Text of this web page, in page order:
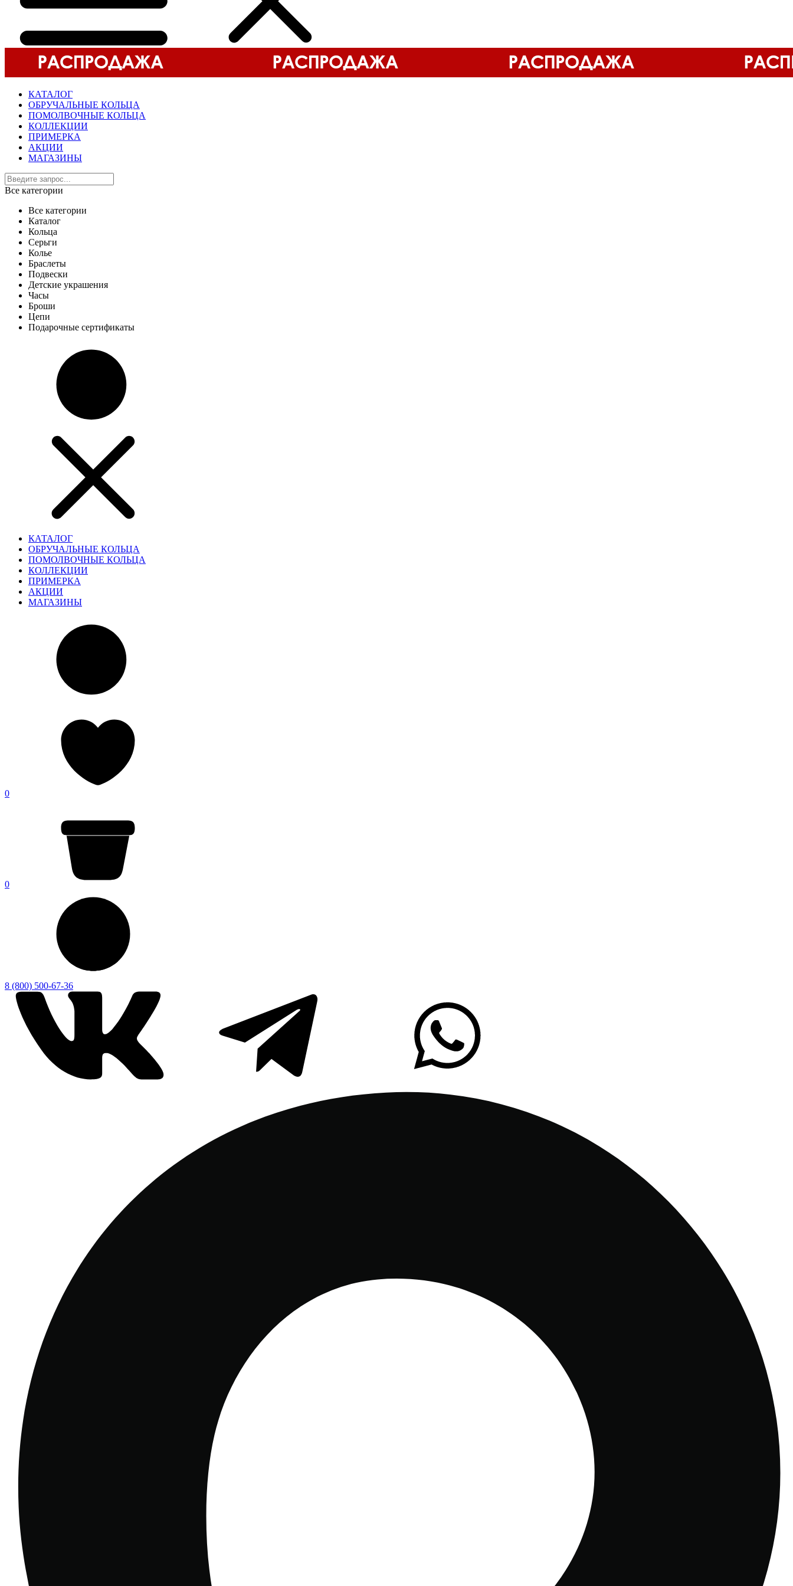
КАТАЛОГ
ОБРУЧАЛЬНЫЕ КОЛЬЦА
ПОМОЛВОЧНЫЕ КОЛЬЦА
КОЛЛЕКЦИИ
ПРИМЕРКА
АКЦИИ
МАГАЗИНЫ
Все категории
Все категории
Каталог
Кольца
Серьги
Колье
Браслеты
Подвески
Детские украшения
Часы
Броши
Цепи
Подарочные сертификаты
КАТАЛОГ
ОБРУЧАЛЬНЫЕ КОЛЬЦА
ПОМОЛВОЧНЫЕ КОЛЬЦА
КОЛЛЕКЦИИ
ПРИМЕРКА
АКЦИИ
МАГАЗИНЫ
0
0
8 (800) 500-67-36